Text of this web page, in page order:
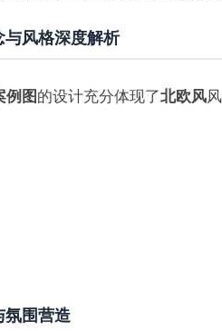
风格深度解析
例图 的设计充分体现了北欧风
氛围营造